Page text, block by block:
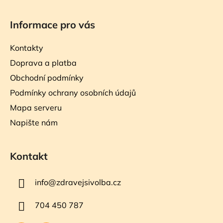
Informace pro vás
Kontakty
Doprava a platba
Obchodní podmínky
Podmínky ochrany osobních údajů
Mapa serveru
Napište nám
Kontakt
info@zdravejsivolba.cz
704 450 787